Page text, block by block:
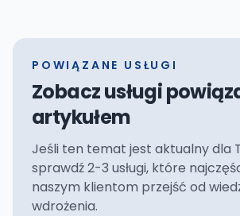
POWIĄZANE USŁUGI
Zobacz usługi
artykułem
Jeśli ten temat jest aktualny dla
sprawdź 2-3 usługi, które
naszym klientom przejść od
wdrożenia.